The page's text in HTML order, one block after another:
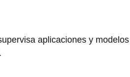
aplicaciones y modelos